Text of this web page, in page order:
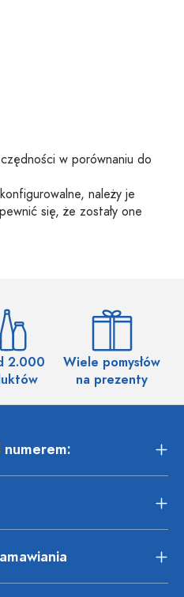
w porównaniu do
należy je
się, że zostały one
2.000
Wiele pomysłów
na prezenty